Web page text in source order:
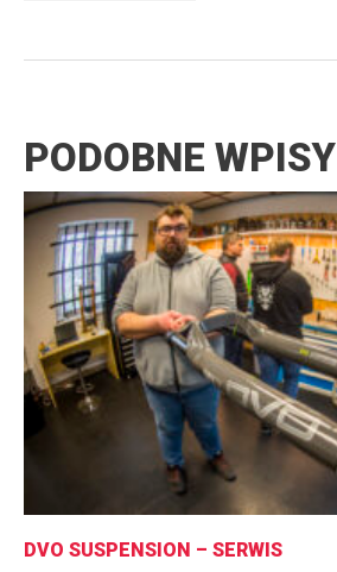
PODOBNE WPISY
DVO SUSPENSION – SERWIS